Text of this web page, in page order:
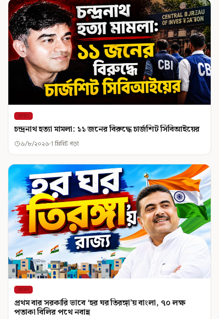
রাজ্য
চন্দ্রনাথ হত্যা মামলা: ১১ জনের বিরুদ্ধে চার্জশিট সিবিআইয়ের
৬/৮/২০২৬ 1 মিনিট পড়া
রাজ্য
প্রথম বার সরকারি ভাবে ‘হর ঘর তিরঙ্গা’য় বাংলা, ৭০ লক্ষ
পতাকা বিলির পথে নবান্ন